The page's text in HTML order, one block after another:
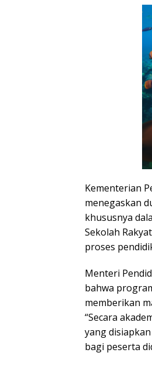
Kementerian
menegaskan
khususnya
Sekolah
proses
Menteri
bahwa
memberikan
“Secara
yang
bagi peserta